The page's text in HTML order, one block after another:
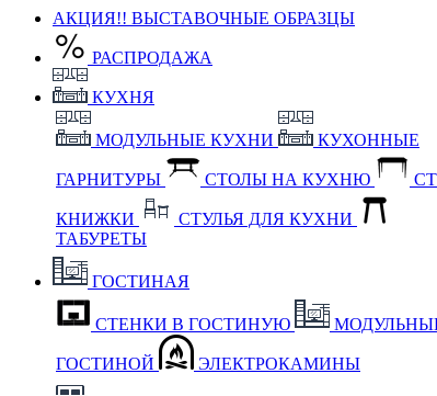
АКЦИЯ!! ВЫСТАВОЧНЫЕ ОБРАЗЦЫ
РАСПРОДАЖА
КУХНЯ
МОДУЛЬНЫЕ КУХНИ КУХОННЫЕ
ГАРНИТУРЫ СТОЛЫ НА КУХНЮ
КНИЖКИ
СТУЛЬЯ ДЛЯ КУХНИ
ТАБУРЕТЫ
ГОСТИНАЯ
СТЕНКИ В ГОСТИНУЮ
ГОСТИНОЙ ЭЛЕКТРОКАМИНЫ